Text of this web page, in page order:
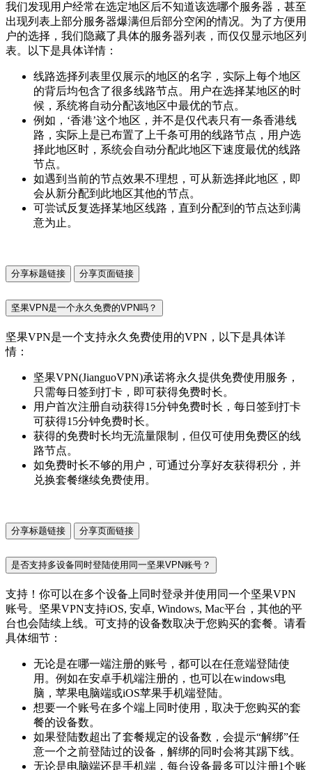
我们发现用户经常在选定地区后不知道该选哪个服务器，甚至
出现列表上部分服务器爆满但后部分空闲的情况。为了方便用
户的选择，我们隐藏了具体的服务器列表，而仅仅显示地区列
表。以下是具体详情：
线路选择列表里仅展示的地区的名字，实际上每个地区
的背后均包含了很多线路节点。用户在选择某地区的时
候，系统将自动分配该地区中最优的节点。
例如，‘香港’这个地区，并不是仅代表只有一条香港线
路，实际上是已布置了上千条可用的线路节点，用户选
择此地区时，系统会自动分配此地区下速度最优的线路
节点。
如遇到当前的节点效果不理想，可从新选择此地区，即
会从新分配到此地区其他的节点。
可尝试反复选择某地区线路，直到分配到的节点达到满
意为止。
分享标题链接 分享页面链接
坚果VPN是一个永久免费的VPN吗？
坚果VPN是一个支持永久免费使用的VPN，以下是具体详
情：
坚果VPN(JianguoVPN)承诺将永久提供免费使用服务，
只需每日签到打卡，即可获得免费时长。
用户首次注册自动获得15分钟免费时长，每日签到打卡
可获得15分钟免费时长。
获得的免费时长均无流量限制，但仅可使用免费区的线
路节点。
如免费时长不够的用户，可通过分享好友获得积分，并
兑换套餐继续免费使用。
分享标题链接 分享页面链接
是否支持多设备同时登陆使用同一坚果VPN账号？
支持！你可以在多个设备上同时登录并使用同一个坚果VPN
账号。坚果VPN支持iOS, 安卓, Windows, Mac平台，其他的平
台也会陆续上线。可支持的设备数取决于您购买的套餐。请看
具体细节：
无论是在哪一端注册的账号，都可以在任意端登陆使
用。例如在安卓手机端注册的，也可以在windows电
脑，苹果电脑端或iOS苹果手机端登陆。
想要一个账号在多个端上同时使用，取决于您购买的套
餐的设备数。
如果登陆数超出了套餐规定的设备数，会提示“解绑”任
意一个之前登陆过的设备，解绑的同时会将其踢下线。
无论是电脑端还是手机端，每台设备最多可以注册1个账